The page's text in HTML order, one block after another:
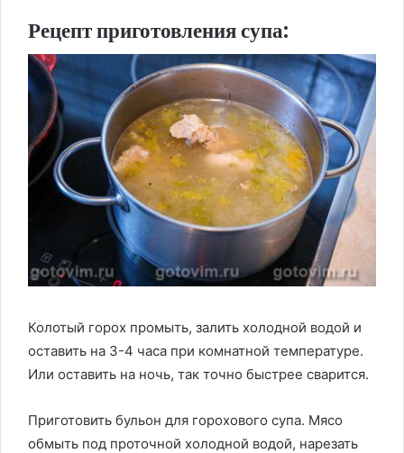
Рецепт приготовления супа:
Колотый горох промыть, залить холодной водой и
оставить на 3-4 часа при комнатной температуре.
Или оставить на ночь, так точно быстрее сварится.
Приготовить бульон для горохового супа. Мясо
обмыть под проточной холодной водой, нарезать